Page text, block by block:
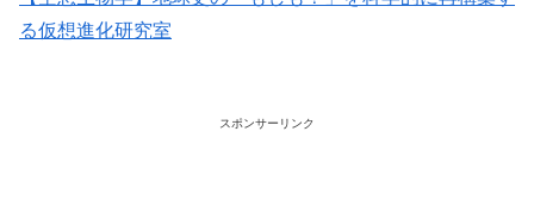
る仮想進化研究室
スポンサーリンク